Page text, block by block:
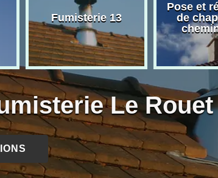
Fumisterie 13
Pose et
de
Le Rouet